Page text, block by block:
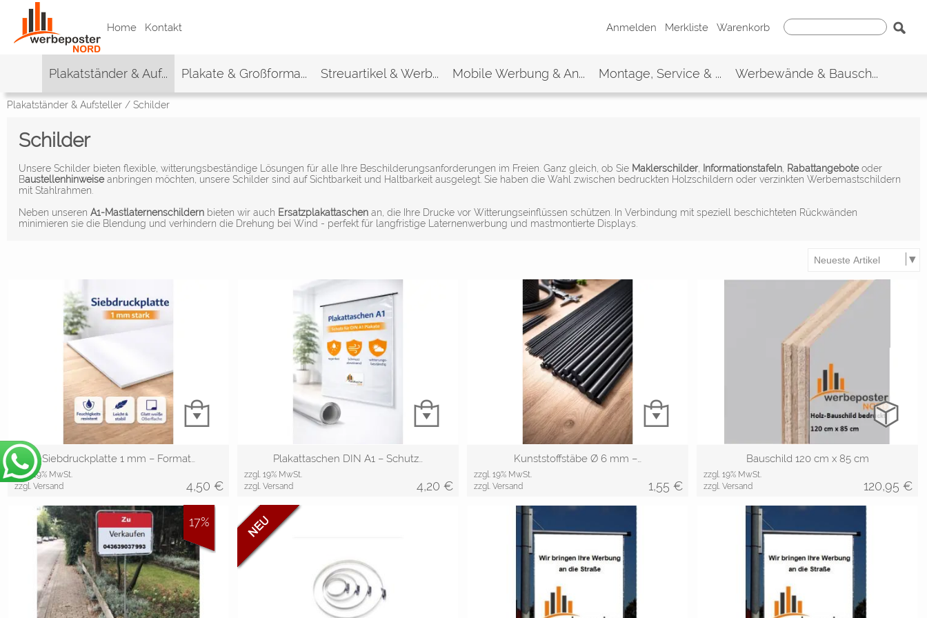
Home Kontakt Anmelden Merkliste Warenkorb
Plakatständer & Auf... Plakate & Großforma... Streuartikel & Werb... Mobile Werbung & An... Montage, Service & ... Werbewände & Bausch...
Plakatständer & Aufsteller / Schilder
Schilder
Unsere Schilder bieten flexible, witterungsbeständige Lösungen für alle Ihre Beschilderungsanforderungen im Freien. Ganz gleich, ob Sie Maklerschilder Informationstafeln Rabattangeboteoder
Baustellenhinweiseanbringen möchten, unsere Schilder sind auf Sichtbarkeit und Haltbarkeit ausgelegt. Sie haben die Wahl zwischen bedruckten Holzschildern oder verzinkten Werbemastschildern
mit Stahlrahmen.
Neben unseren A1-Mastlaternenschildern bieten wir auch Ersatzplakattaschen an, die Ihre Drucke vor Witterungseinflüssen schützen. In Verbindung mit speziell beschichteten Rückwänden
minimieren sie die Blendung und verhindern die Drehung bei Wind - perfekt für langfristige Laternenwerbung und mastmontierte Displays.
Siebdruckplatte 1 mm – Format…
zzgl. 19% MwSt.
zzgl. Versand
4,50 €
Plakattaschen DIN A1 – Schutz…
zzgl. 19% MwSt.
zzgl. Versand
4,20 €
Kunststoffstäbe Ø 6 mm –…
zzgl. 19% MwSt.
zzgl. Versand
1,55 €
Bauschild 120 cm x 85 cm
zzgl. 19% MwSt.
zzgl. Versand
120,95 €
17%